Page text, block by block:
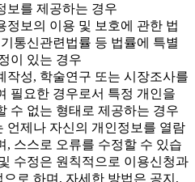
보를 제공하는 경우
정보의 이용 및 보호에 관한 법
통신관련법률 등 법률에 특별
이 있는 경우
작성, 학술연구 또는 시장조사를
필요한 경우로서 특정 개인을
수 없는 형태로 제공하는 경우
제나 자신의 개인정보를 열람
, 스스로 오류를 수정할 수 있습
수정은 원칙적으로 이용신청과
으로 하며, 자세한 방법은 공지,